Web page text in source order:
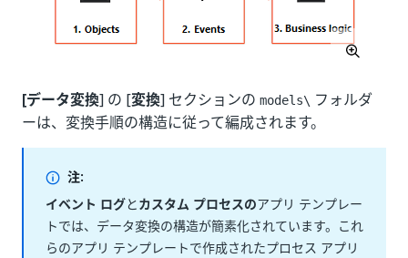
[データ変換] の [変換] セクションの models\ フォルダ
ーは、変換手順の構造に従って編成されます。
注:
イベント ログとカスタム プロセスのアプリ テンプレー
トでは、データ変換の構造が簡素化されています。これ
らのアプリ テンプレートで作成されたプロセス アプリ